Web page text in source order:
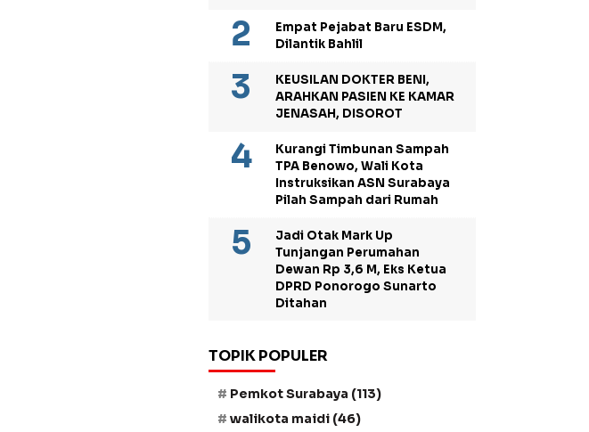
Empat Pejabat Baru ESDM,
Dilantik Bahlil
KEUSILAN DOKTER BENI,
ARAHKAN PASIEN KE KAMAR
JENASAH, DISOROT
Kurangi Timbunan Sampah
TPA Benowo, Wali Kota
Instruksikan ASN Surabaya
Pilah Sampah dari Rumah
Jadi Otak Mark Up
Tunjangan Perumahan
Dewan Rp 3,6 M, Eks Ketua
DPRD Ponorogo Sunarto
Ditahan
TOPIK POPULER
Pemkot Surabaya (113)
walikota maidi (46)